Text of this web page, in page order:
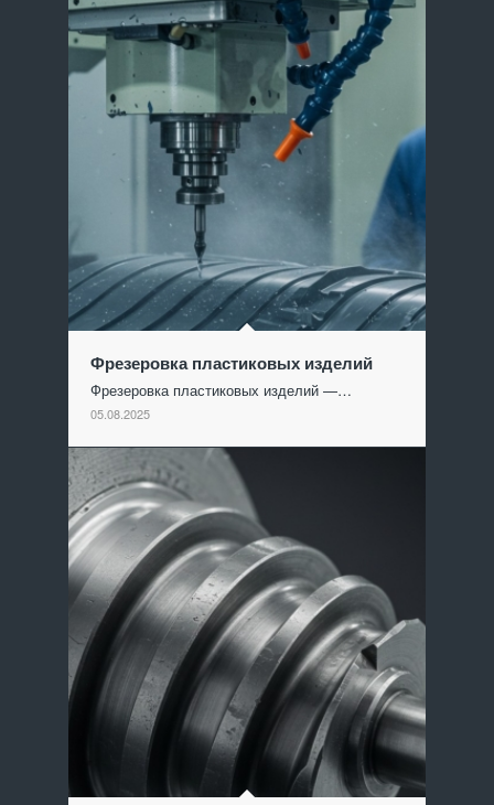
Фрезеровка пластиковых изделий
Фрезеровка пластиковых изделий —…
05.08.2025